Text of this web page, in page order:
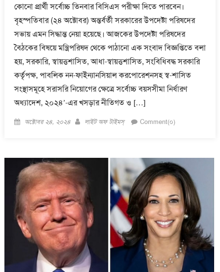
কোনো প্রার্থী সর্বোচ্চ তিনবার বিসিএস পরীক্ষা দিতে পারবেন।
বৃহস্পতিবার (২৪ অক্টোবর) অন্তর্বর্তী সরকারের উপদেষ্টা পরিষদের
সভায় এমন সিদ্ধান্ত নেয়া হয়েছে। আজকের উপদেষ্টা পরিষদের
বৈঠকের বিষয়ে মন্ত্রিপরিষদ থেকে পাঠানো এক সংবাদ বিজ্ঞপ্তিতে বলা
হয়, সরকারি, স্বায়ত্তশাসিত, আধা-স্বায়ত্তশাসিত, সংবিধিবদ্ধ সরকারি
কর্তৃপক্ষ, পাবলিক নন-ফাইন্যানসিয়াল করপোরেশনসহ স্ব-শাসিত
সংস্থাসমূহে সরাসরি নিয়োগের ক্ষেত্রে সর্বোচ্চ বয়সসীমা নির্ধারণ
অধ্যাদেশ, ২০২৪’-এর খসড়ার নীতিগত ও […]
Posted
অক্টোবর ২৪, ২০২৪ Author
লাইট অফ টাইমস্ Comment(০)